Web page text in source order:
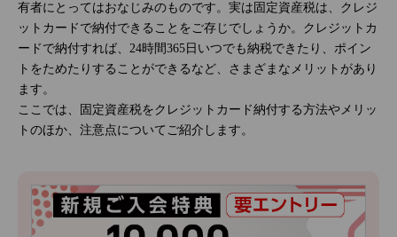
有者にとってはおなじみのものです。実は固定資産税は、クレジ
ットカードで納付できることをご存じでしょうか。クレジットカ
ードで納付すれば、24時間365日いつでも納税できたり、ポイン
トをためたりすることができるなど、さまざまなメリットがあり
ます。
ここでは、固定資産税をクレジットカード納付する方法やメリッ
トのほか、注意点についてご紹介します。